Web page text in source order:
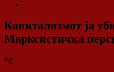
Капитализмот ja
Марксистичка
By